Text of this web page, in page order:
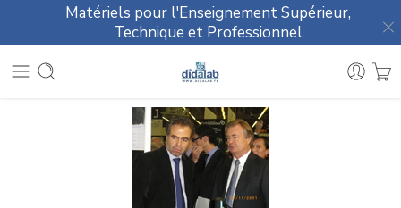
Matériels pour l'Enseignement Supérieur,
Technique et Professionnel